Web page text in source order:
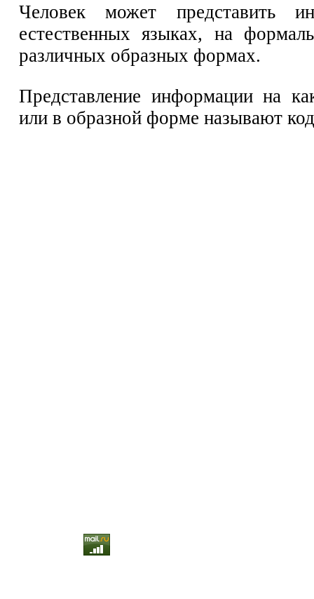
Человек может представить
естественных языках, на
различных образных формах.
Представление информации на
или в образной форме называют